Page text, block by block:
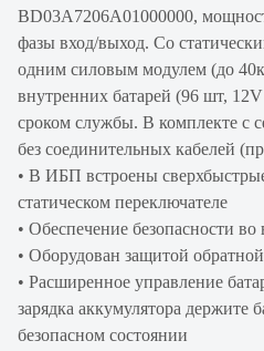
BD03A7206A01000000,
фазы вход/выход. Со
одним силовым модулем (до
внутренних батарей (96 шт,
сроком службы. В комплекте с
без соединительных кабелей
• В ИБП встроены
статическом переключателе
• Обеспечение безопасности во
• Оборудован защитой
• Расширенное управление
зарядка аккумулятора держите
безопасном состоянии